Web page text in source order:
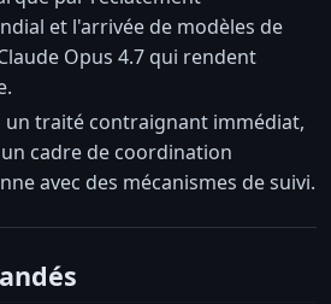
et l'arrivée de modèles de
Opus 4.7 qui rendent
un traité contraignant immédiat,
cadre de coordination
avec des mécanismes de suivi.